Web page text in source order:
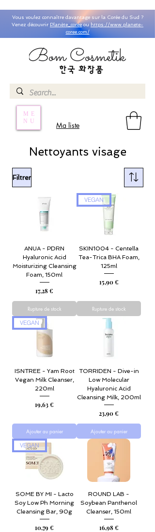
ME
NU
Ma liste
Vous voulez connaître davantage sur la Corée du Sud ?
Venez découvrir Planète_coreeouhttps://www.planete-
coree.com/
Nettoyants visage
Filtrer
ANUA - PDRN
Hyaluronic Acid
Moisturizing Cleansing
Foam, 150ml
Prix
17,28 €
Rupture de stock
VEGAN
SKIN1004 - Centella
Tea-Trica BHA Foam,
125ml
Prix
15,90 €
Rupture de stock
VEGAN
ISNTREE - Yam Root
Vegan Milk Cleanser,
220ml
Prix
19,63 €
Ajouter au panier
TORRIDEN - Dive-in
Low Molecular
Hyaluronic Acid
Cleansing Milk, 200ml
Prix
23,90 €
Ajouter au panier
VEGAN
SOME BY MI - Lacto
Soy Low Ph Morning
Cleansing Bar, 90g
Prix
10,79 €
ROUND LAB -
Soybean Panthenol
Cleanser, 150ml
Prix
16,98 €